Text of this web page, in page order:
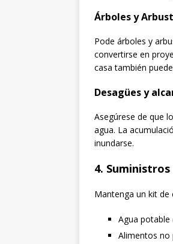
Árboles y
Pode árboles y
convertirse en
casa también
Desagües y
Asegúrese de que
agua. La
inundarse.
4. Suministros
Mantenga un kit de
Agua
Alimentos no